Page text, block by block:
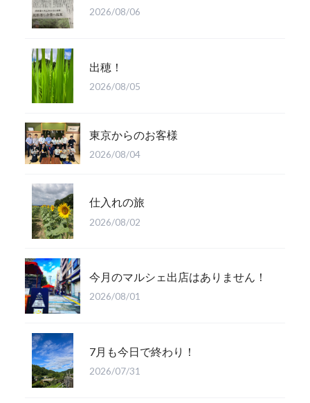
2026/08/06
出穂！
2026/08/05
東京からのお客様
2026/08/04
仕入れの旅
2026/08/02
今月のマルシェ出店はありません！
2026/08/01
7月も今日で終わり！
2026/07/31